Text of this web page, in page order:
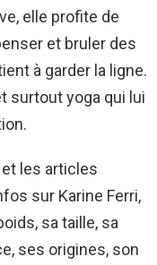
elle profite de
et bruler des
à garder la ligne.
surtout yoga qui lui
les articles
sur Karine Ferri,
sa taille, sa
ses origines, son